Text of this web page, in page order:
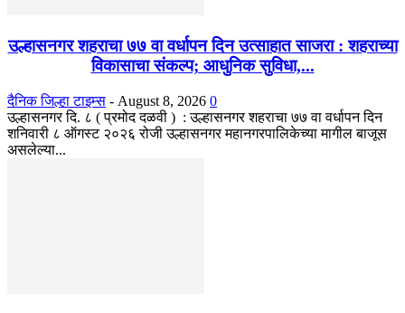
उल्हासनगर शहराचा ७७ वा वर्धापन दिन उत्साहात साजरा : शहराच्या
विकासाचा संकल्प; आधुनिक सुविधा,...
दैनिक जिल्हा टाइम्स - August 8, 2026 0
उल्हासनगर दि. ८ ( प्रमोद दळवी ) : उल्हासनगर शहराचा ७७ वा वर्धापन दिन
शनिवारी ८ ऑगस्ट २०२६ रोजी उल्हासनगर महानगरपालिकेच्या मागील बाजूस
असलेल्या...